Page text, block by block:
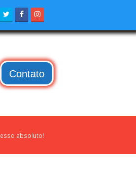
TwitterFacebook
Contato
absoluto!